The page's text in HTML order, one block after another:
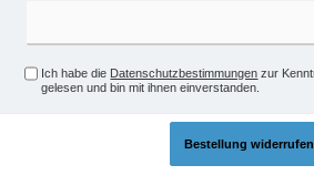
Ich habe die Datenschutzbestimmungen zur
gelesen und bin mit ihnen einverstanden.
Bestellung widerrufen